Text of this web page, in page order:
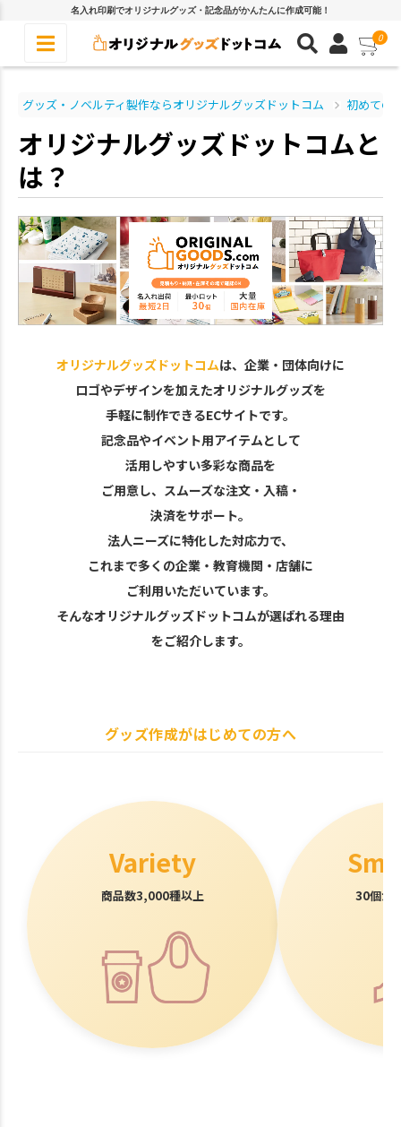
名入れ印刷でオリジナルグッズ・記念品がかんたんに作成可能！
0
グッズ・ノベルティ製作ならオリジナルグッズドットコム 初めての
オリジナルグッズドットコムと
は？
オリジナルグッズドットコムは、企業・団体向けに
ロゴやデザインを加えたオリジナルグッズを
手軽に制作できるECサイトです。
記念品やイベント用アイテムとして
活用しやすい多彩な商品を
ご用意し、スムーズな注文・入稿・
決済をサポート。
法人ニーズに特化した対応力で、
これまで多くの企業・教育機関・店舗に
ご利用いただいています。
そんなオリジナルグッズドットコムが選ばれる理由
をご紹介します。
グッズ作成がはじめての方へ
Variety
商品数3,000種以上 30個か